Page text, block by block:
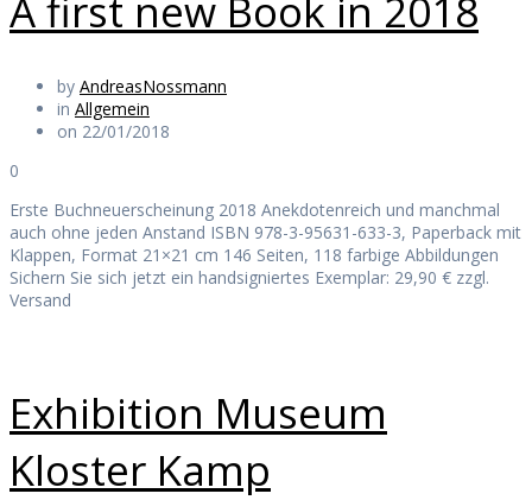
A first new Book in 2018
by AndreasNossmann
in Allgemein
on 22/01/2018
0
Erste Buchneuerscheinung 2018 Anekdotenreich und manchmal
auch ohne jeden Anstand ISBN 978-3-95631-633-3, Paperback mit
Klappen, Format 21×21 cm 146 Seiten, 118 farbige Abbildungen
Sichern Sie sich jetzt ein handsigniertes Exemplar: 29,90 € zzgl.
Versand
Exhibition Museum
Kloster Kamp